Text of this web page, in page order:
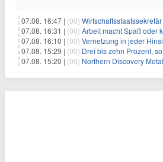
07.08. 16:47 | (00) Wirtschaftsstaatssekretär Thomas Dörflinger
07.08. 16:31 | (00) Arbeit macht Spaß oder
07.08. 16:10 | (00) Vernetzung in jeder Hinsicht –
07.08. 15:29 | (00) Drei bis zehn Prozent, so viel
07.08. 15:20 | (00) Northern Discovery Metals gibt die